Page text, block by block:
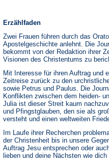
Erzählfaden
Zwei Frauen führen durch das
Apostelgeschichte anlehnt. Die
bekommt von der Redaktion ihrer
Visionen des Christentums zu
Mit Interesse für ihren Auftrag und
Zeitreise zurück zu den
sowie Petrus und Paulus. Die
Konflikten zwischen dem heiden-
Julia ist dieser Streit kaum
und Pfingstglauben, den sie als
versteht und einen weltweiten
Im Laufe ihrer Recherchen
der Christenheit bis in unsere
Auftrag Jesu entsprechen oder
lieben und deine Nächsten wie